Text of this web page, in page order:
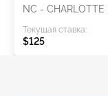
NC - CHARLOTTE
Текущая ставка:
$125